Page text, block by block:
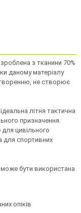
з тканини 70%
даному матеріалу
не створює
літня тактична
призначення.
цивільного
для спортивних
бути використана
опіків